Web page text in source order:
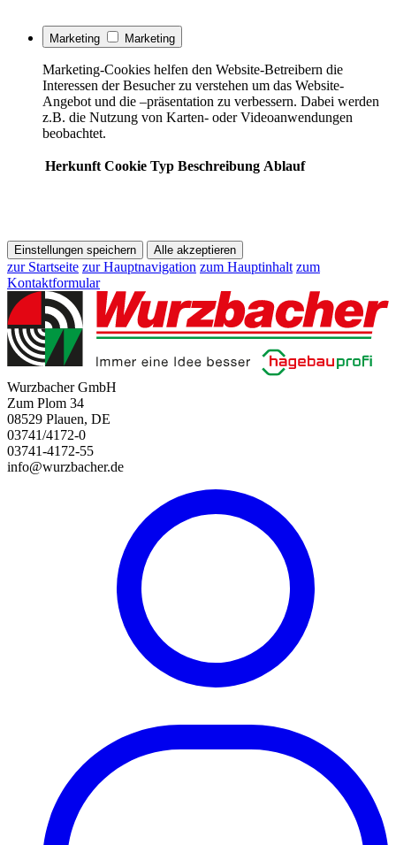
Marketing Marketing
Marketing-Cookies helfen den Website-Betreibern die
Interessen der Besucher zu verstehen um das Website-
Angebot und die –präsentation zu verbessern. Dabei werden
z.B. die Nutzung von Karten- oder Videoanwendungen
beobachtet.
Herkunft Cookie Typ Beschreibung Ablauf
Einstellungen speichern Alle akzeptieren
zur Startseite zur Hauptnavigation zum Hauptinhalt zum
Kontaktformular
Wurzbacher GmbH
Zum Plom 34
08529 Plauen, DE
03741/4172-0
03741-4172-55
info@wurzbacher.de